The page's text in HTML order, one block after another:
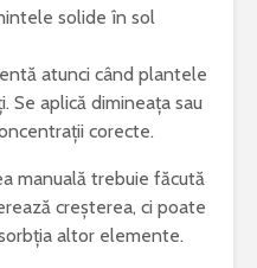
solide în sol
atunci când plantele
Se aplică dimineața sau
corecte.
manuală trebuie făcută
creșterea, ci poate
altor elemente.